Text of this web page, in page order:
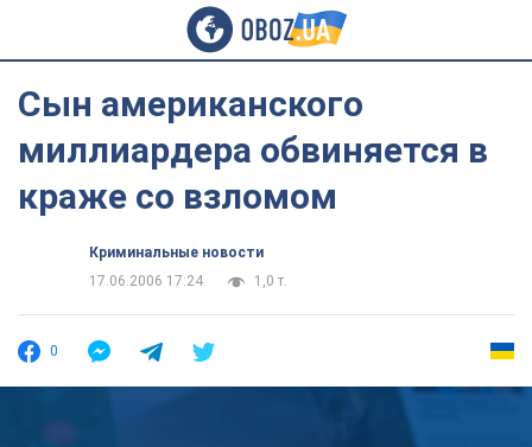
Сын американского
миллиардера обвиняется в
краже со взломом
Криминальные новости
17.06.2006 17:24
1,0 т.
0